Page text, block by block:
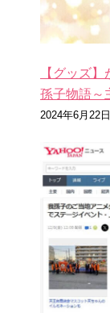
【グッズ
孫子物語～
2024年6月22日